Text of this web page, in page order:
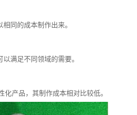
同的成本制作出来。
满足不同领域的需要。
产品，其制作成本相对比较低。